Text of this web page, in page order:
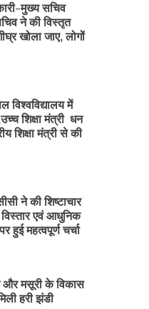
मुख्य सचिव
ने की विस्तृत
खोला जाए, लोगों
विश्वविद्यालय में
शिक्षा मंत्री धन
शिक्षा मंत्री से की
ने की शिष्टाचार
एवं आधुनिक
महत्वपूर्ण चर्चा
और मसूरी के विकास
हरी झंडी